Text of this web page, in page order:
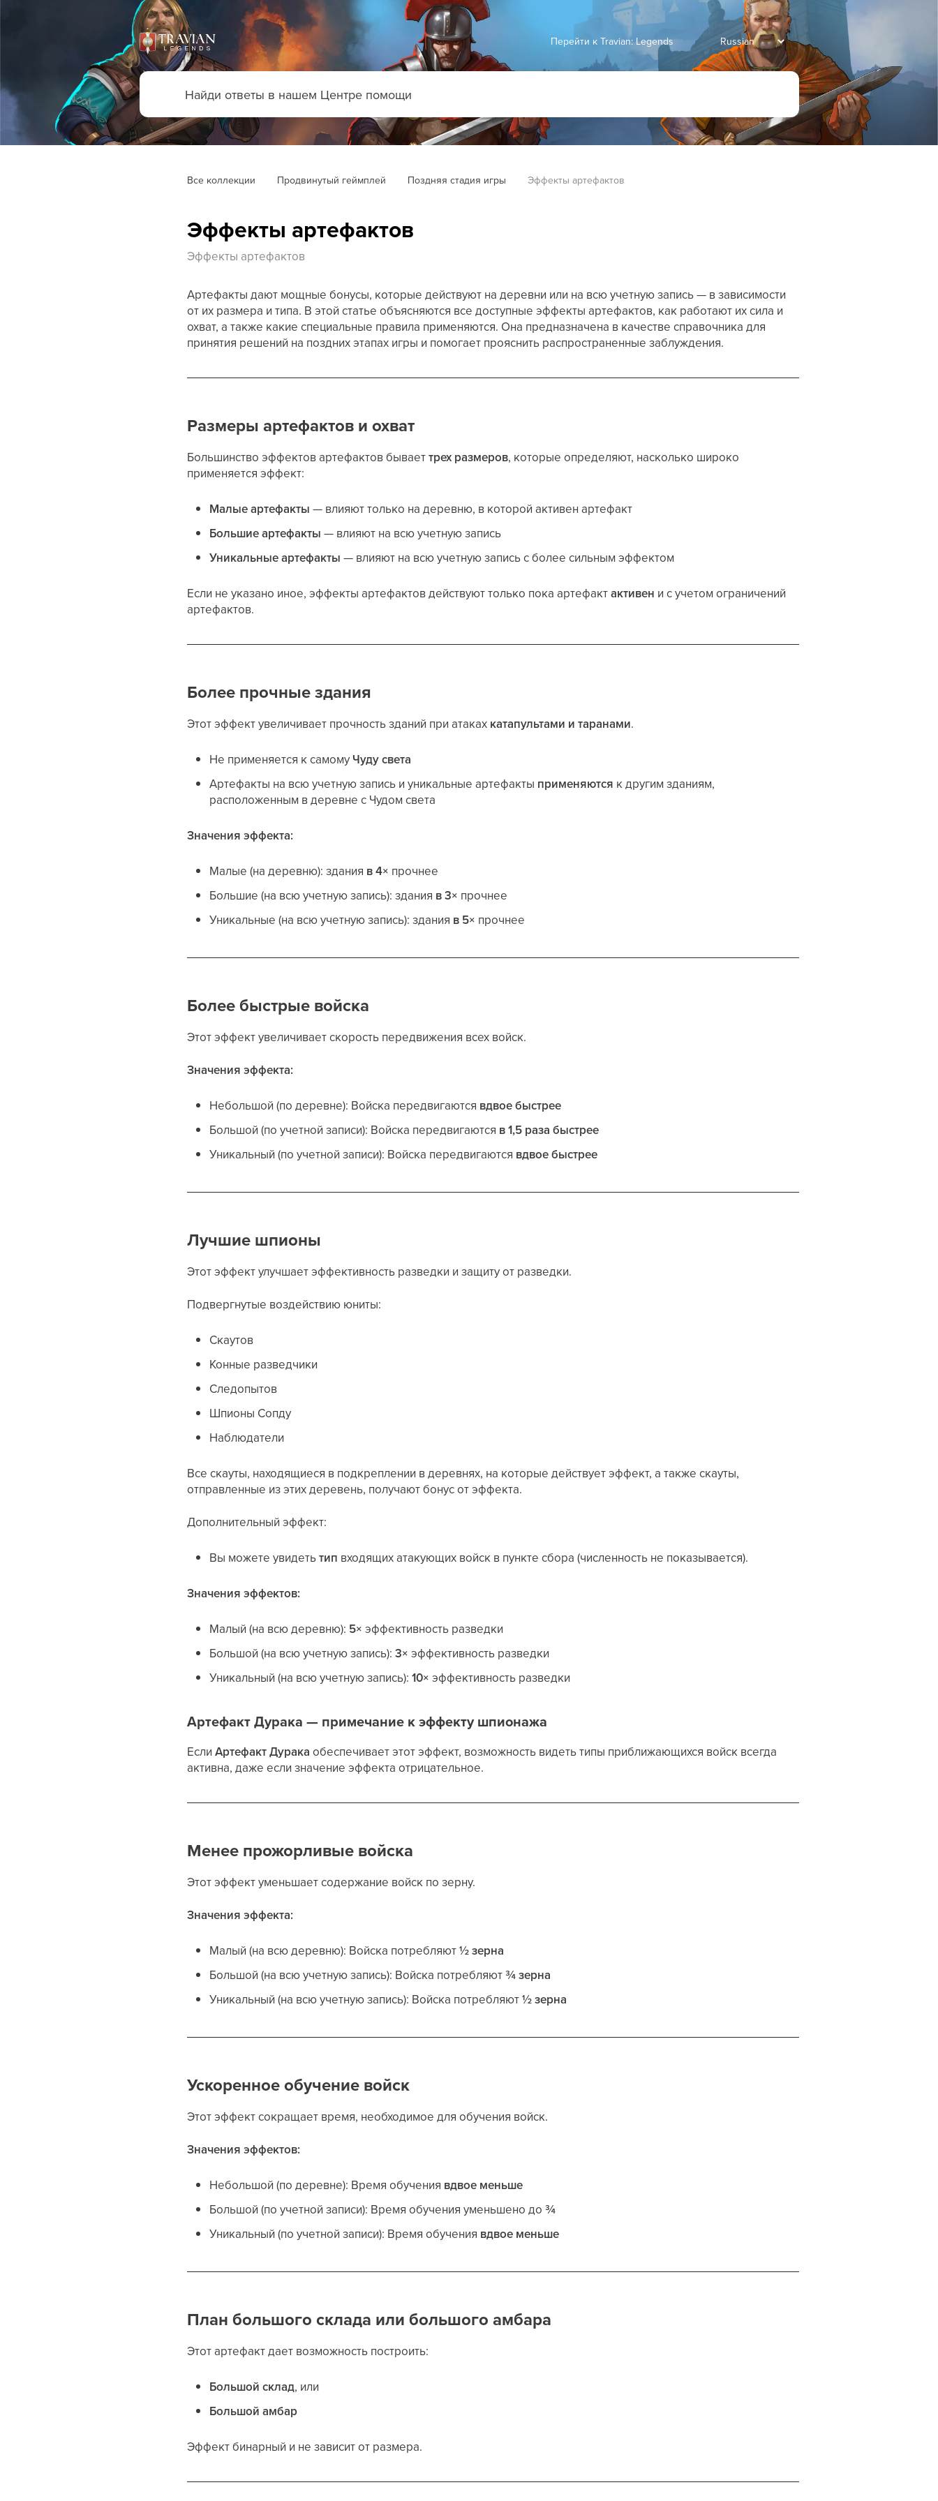
Перейти к Travian: Legends
Все коллекции Продвинутый геймплей Поздняя стадия игры Эффекты артефактов
Эффекты артефактов
Эффекты артефактов
Артефакты дают мощные бонусы, которые действуют на деревни или на всю учетную запись — в зависимости
от их размера и типа. В этой статье объясняются все доступные эффекты артефактов, как работают их сила и
охват, а также какие специальные правила применяются. Она предназначена в качестве справочника для
принятия решений на поздних этапах игры и помогает прояснить распространенные заблуждения.
Размеры артефактов и охват
Большинство эффектов артефактов бываеттрех размеров, которые определяют, насколько широко
применяется эффект:
Малые артефакты — влияют только на деревню, в которой активен артефакт
Большие артефакты — влияют на всю учетную запись
Уникальные артефакты — влияют на всю учетную запись с более сильным эффектом
Если не указано иное, эффекты артефактов действуют только пока артефактактивен и с учетом ограничений
артефактов.
Более прочные здания
Этот эффект увеличивает прочность зданий при атаках катапультами и таранами.
Не применяется к самомуЧуду света
Артефакты на всю учетную запись и уникальные артефакты применяются к другим зданиям,
расположенным в деревне с Чудом света
Значения эффекта:
Малые (на деревню): здания в 4× прочнее
Большие (на всю учетную запись): здания в 3× прочнее
Уникальные (на всю учетную запись): здания в 5× прочнее
Более быстрые войска
Этот эффект увеличивает скорость передвижения всех войск.
Значения эффекта:
Небольшой (по деревне): Войска передвигаются вдвое быстрее
Большой (по учетной записи): Войска передвигаются в 1,5 раза быстрее
Уникальный (по учетной записи): Войска передвигаются вдвое быстрее
Лучшие шпионы
Этот эффект улучшает эффективность разведки и защиту от разведки.
Подвергнутые воздействию юниты:
Скаутов
Конные разведчики
Следопытов
Шпионы Сопду
Наблюдатели
Все скауты, находящиеся в подкреплении в деревнях, на которые действует эффект, а также скауты,
отправленные из этих деревень, получают бонус от эффекта.
Дополнительный эффект:
Вы можете увидетьтип входящих атакующих войск в пункте сбора (численность не показывается).
Значения эффектов:
Малый (на всю деревню): 5× эффективность разведки
Большой (на всю учетную запись):3× эффективность разведки
Уникальный (на всю учетную запись):10× эффективность разведки
Артефакт Дурака — примечание к эффекту шпионажа
ЕслиАртефакт Дурака обеспечивает этот эффект, возможность видеть типы приближающихся войск всегда
активна, даже если значение эффекта отрицательное.
Менее прожорливые войска
Этот эффект уменьшает содержание войск по зерну.
Значения эффекта:
Малый (на всю деревню): Войска потребляют½ зерна
Большой (на всю учетную запись): Войска потребляют ¾ зерна
Уникальный (на всю учетную запись): Войска потребляют½ зерна
Ускоренное обучение войск
Этот эффект сокращает время, необходимое для обучения войск.
Значения эффектов:
Небольшой (по деревне): Время обучения вдвое меньше
Большой (по учетной записи): Время обучения уменьшено до ¾
Уникальный (по учетной записи): Время обучения вдвое меньше
План большого склада или большого амбара
Этот артефакт дает возможность построить:
Большой склад, или
Большой амбар
Эффект бинарный и не зависит от размера.